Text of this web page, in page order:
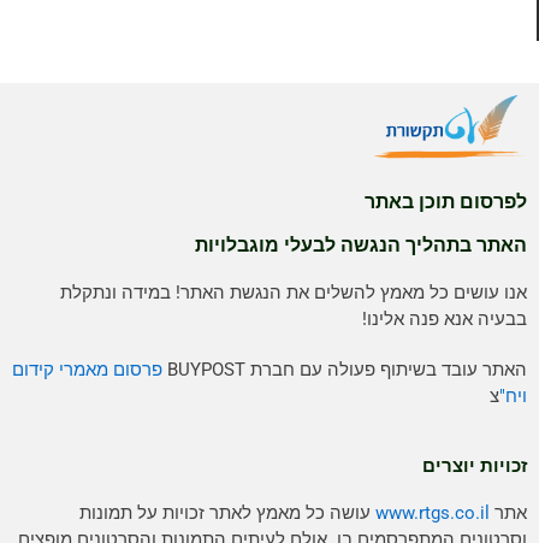
לפרסום תוכן באתר
האתר בתהליך הנגשה לבעלי מוגבלויות
אנו עושים כל מאמץ להשלים את הנגשת האתר! במידה ונתקלת
בבעיה אנא פנה אלינו!
האתר עובד בשיתוף פעולה עם חברת BUYPOST
פרסום מאמרי קידום
ויח"צ
זכויות יוצרים
אתרwww.rtgs.co.ilעושה כל מאמץ לאתר זכויות על תמונות